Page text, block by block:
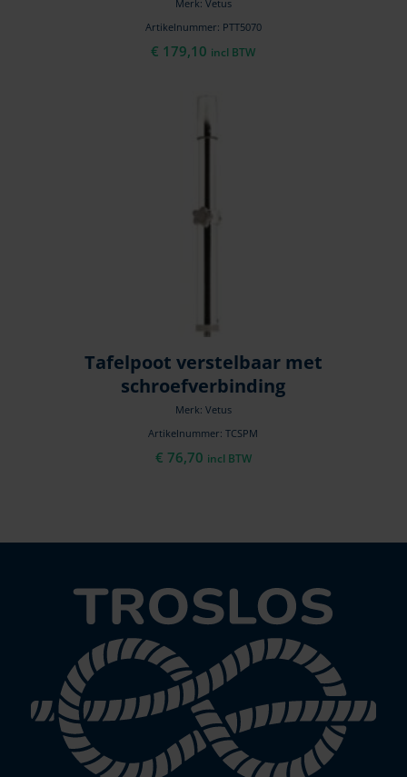
Merk: Vetus
Artikelnummer: PTT5070
€ 179,10 incl BTW
Tafelpoot verstelbaar met
schroefverbinding
Merk: Vetus
Artikelnummer: TCSPM
€ 76,70 incl BTW